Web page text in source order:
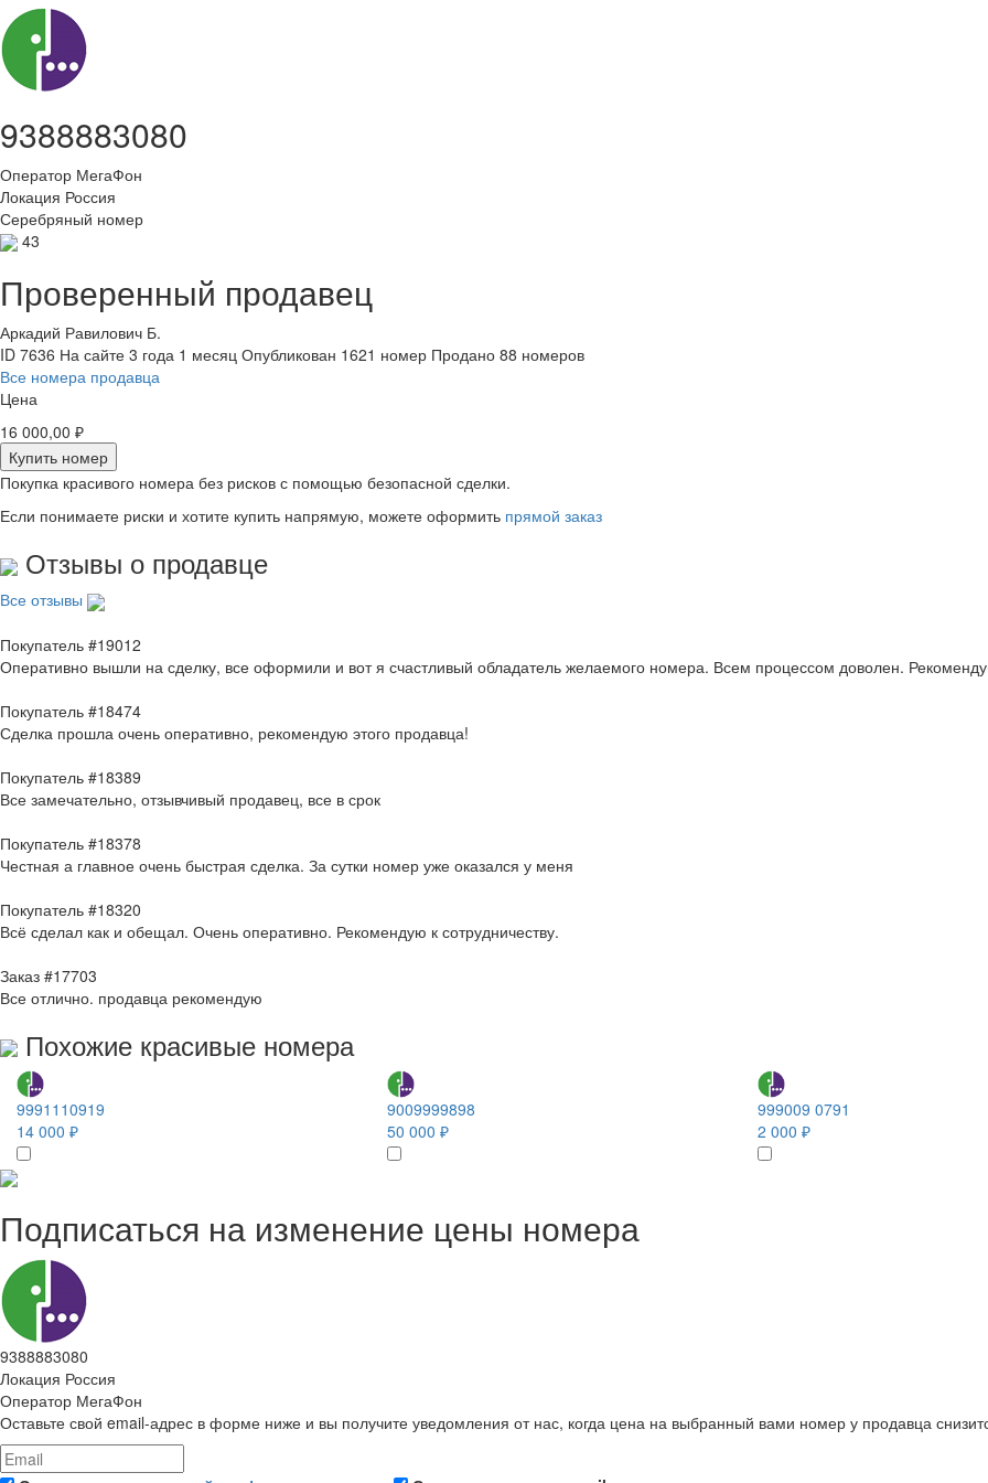
9388883080
Оператор МегаФон
Локация Россия
Серебряный номер
43
Проверенный продавец
Аркадий Равилович Б.
ID 7636 На сайте 3 года 1 месяц Опубликован 1621 номер Продано 88 номеров
Все номера продавца
Цена
16 000,00 ₽
Купить номер
Покупка красивого номера без рисков с помощью безопасной сделки.
Если понимаете риски и хотите купить напрямую, можете оформить прямой заказ
Отзывы о продавце
Все отзывы
Покупатель #19012
Оперативно вышли на сделку, все оформили и вот я счастливый обладатель желаемого номера. Всем процессом доволен.
Покупатель #18474
Сделка прошла очень оперативно, рекомендую этого продавца!
Покупатель #18389
Все замечательно, отзывчивый продавец, все в срок
Покупатель #18378
Честная а главное очень быстрая сделка. За сутки номер уже оказался у меня
Покупатель #18320
Всё сделал как и обещал. Очень оперативно. Рекомендую к сотрудничеству.
Заказ #17703
Все отлично. продавца рекомендую
Похожие красивые номера
9991110919
14 000 ₽
9009999898
50 000 ₽
999009 0791
2 000 ₽
Подписаться на изменение цены номера
9388883080
Локация Россия
Оператор МегаФон
Оставьте свой email-адрес в форме ниже и вы получите уведомления от нас, когда цена на выбранный вами номер у продавца